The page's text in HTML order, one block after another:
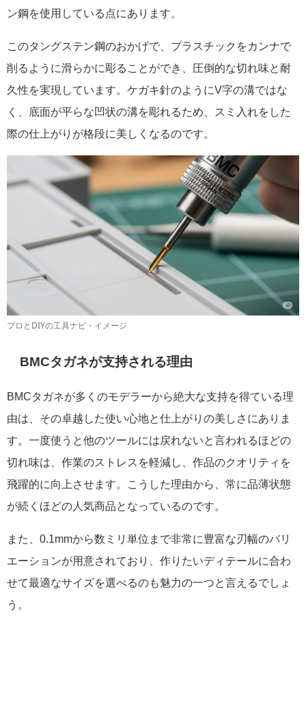
ン鋼を使用している点にあります。
このタングステン鋼のおかげで、プラスチックをカンナで
削るように滑らかに彫ることができ、圧倒的な切れ味と耐
久性を実現しています。ケガキ針のようにV字の溝ではな
く、底面が平らな凹状の溝を彫れるため、スミ入れをした
際の仕上がりが格段に美しくなるのです。
プロとDIYの工具ナビ・イメージ
BMCタガネが支持される理由
BMCタガネが多くのモデラーから絶大な支持を得ている理
由は、その卓越した使い心地と仕上がりの美しさにありま
す。一度使うと他のツールには戻れないと言われるほどの
切れ味は、作業のストレスを軽減し、作品のクオリティを
飛躍的に向上させます。こうした理由から、常に品薄状態
が続くほどの人気商品となっているのです。
また、0.1mmから数ミリ単位まで非常に豊富な刃幅のバリ
エーションが用意されており、作りたいディテールに合わ
せて最適なサイズを選べるのも魅力の一つと言えるでしょ
う。